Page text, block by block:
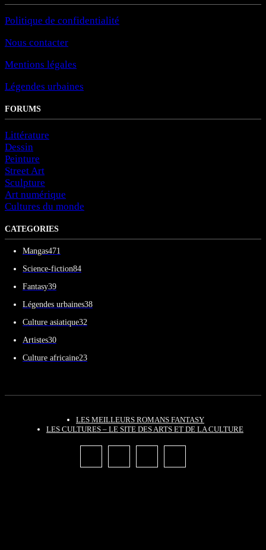
Politique de confidentialité
Nous contacter
Mentions légales
Légendes urbaines
FORUMS
Littérature
Dessin
Peinture
Street Art
Sculpture
Art numérique
Cultures du monde
CATEGORIES
Mangas471
Science-fiction84
Fantasy39
Légendes urbaines38
Culture asiatique32
Artistes30
Culture africaine23
LES MEILLEURS ROMANS FANTASY
LES CULTURES – LE SITE DES ARTS ET DE LA CULTURE